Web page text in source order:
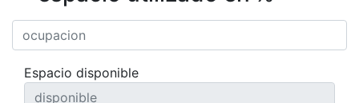
Espacio disponible